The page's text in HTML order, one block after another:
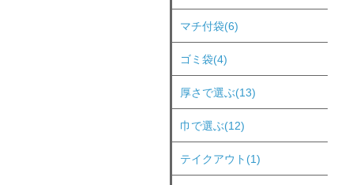
マチ付袋(6)
ゴミ袋(4)
厚さで選ぶ(13)
巾で選ぶ(12)
テイクアウト(1)